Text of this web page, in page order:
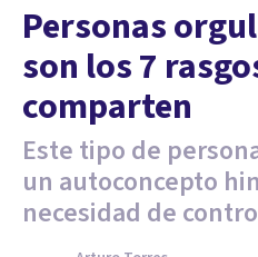
Personas
son los 7
comparten
Este tipo de
un autoconcepto
necesidad de